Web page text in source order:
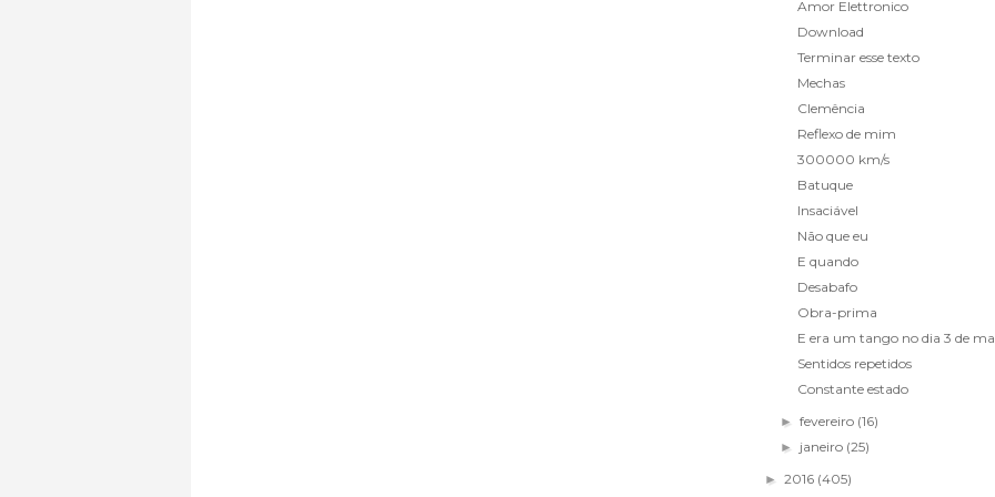
Amor Elettronico
Download
Terminar esse texto
Mechas
Clemência
Reflexo de mim
300000 km/s
Batuque
Insaciável
Não que eu
E quando
Desabafo
Obra-prima
E era um tango no dia 3 de
Sentidos repetidos
Constante estado
►fevereiro (16)
► janeiro (25)
► 2016 (405)